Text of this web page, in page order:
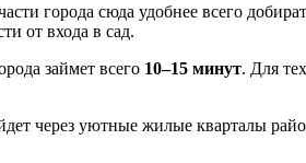
города сюда удобнее всего
от входа в сад.
займет всего 10–15 минут. Для
через уютные жилые кварталы